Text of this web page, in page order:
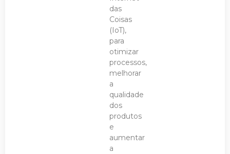
das
Coisas
(IoT),
para
otimizar
processos,
melhorar
a
qualidade
dos
produtos
e
aumentar
a